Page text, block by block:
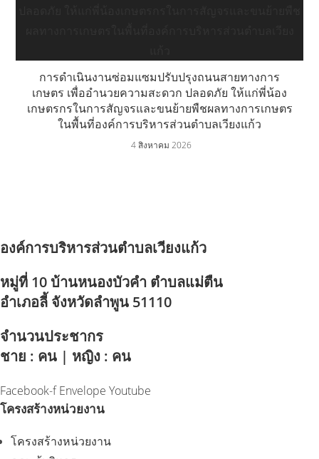
การดำเนินงานซ่อมแซมปรับปรุงถนนสายทางการ
เกษตร เพื่ออำนวยความสะดวก ปลอดภัย ให้แก่พี่น้อง
เกษตรกรในการสัญจรและขนย้ายพืชผลทางการเกษตร
ในพื้นที่องค์การบริหารส่วนตำบลเวียงแก้ว
4 สิงหาคม 2026
องค์การบริหารส่วนตำบลเวียงแก้ว
หมู่ที่ 10 บ้านหนองบัวคำ ตำบลแม่ตืน
อำเภอลี้ จังหวัดลำพูน 51110
จำนวนประชากร
ชาย : คน | หญิง : คน
Facebook-f Envelope Youtube
โครงสร้างหน่วยงาน
โครงสร้างหน่วยงาน